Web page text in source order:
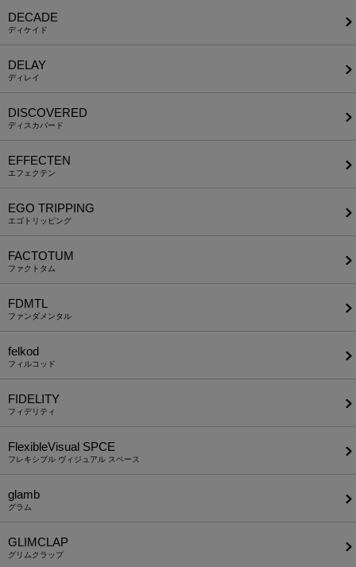
DECADE
ディケイド
DELAY
ディレイ
DISCOVERED
ディスカバード
EFFECTEN
エフェクテン
EGO TRIPPING
エゴトリッピング
FACTOTUM
ファクトタム
FDMTL
ファンダメンタル
felkod
フィルコッド
FIDELITY
フィデリティ
FlexibleVisual SPCE
フレキシブル ヴィジュアル スペース
glamb
グラム
GLIMCLAP
グリムクラップ